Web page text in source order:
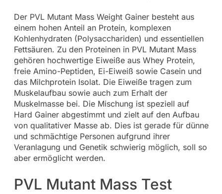
Der PVL Mutant Mass Weight Gainer besteht aus
einem hohen Anteil an Protein, komplexen
Kohlenhydraten (Polysacchariden) und essentiellen
Fettsäuren. Zu den Proteinen in PVL Mutant Mass
gehören hochwertige Eiweiße aus Whey Protein,
freie Amino-Peptiden, Ei-Eiweiß sowie Casein und
das Milchprotein Isolat. Die Eiweiße tragen zum
Muskelaufbau sowie auch zum Erhalt der
Muskelmasse bei. Die Mischung ist speziell auf
Hard Gainer abgestimmt und zielt auf den Aufbau
von qualitativer Masse ab. Dies ist gerade für dünne
und schmächtige Personen aufgrund ihrer
Veranlagung und Genetik schwierig möglich, soll so
aber ermöglicht werden.
PVL Mutant Mass Test